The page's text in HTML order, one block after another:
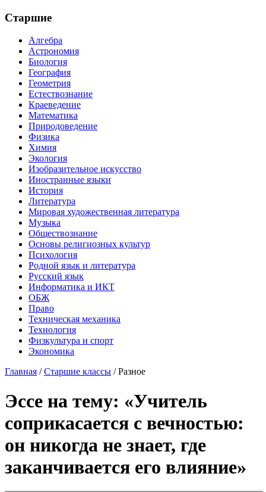
Старшие
Алгебра
Астрономия
Биология
География
Геометрия
Естествознание
Краеведение
Математика
Природоведение
Физика
Химия
Экология
Изобразительное искусство
Иностранные языки
История
Литература
Мировая художественная литература
Музыка
Обществознание
Основы религиозных культур
Психология
Родной язык и литература
Русский язык
Информатика и ИКТ
ОБЖ
Право
Техническая механика
Технология
Физкультура и спорт
Экономика
Главная /Старшие классы /Разное
Эссе на тему: «Учитель
соприкасается с вечностью:
он никогда не знает, где
заканчивается его влияние»